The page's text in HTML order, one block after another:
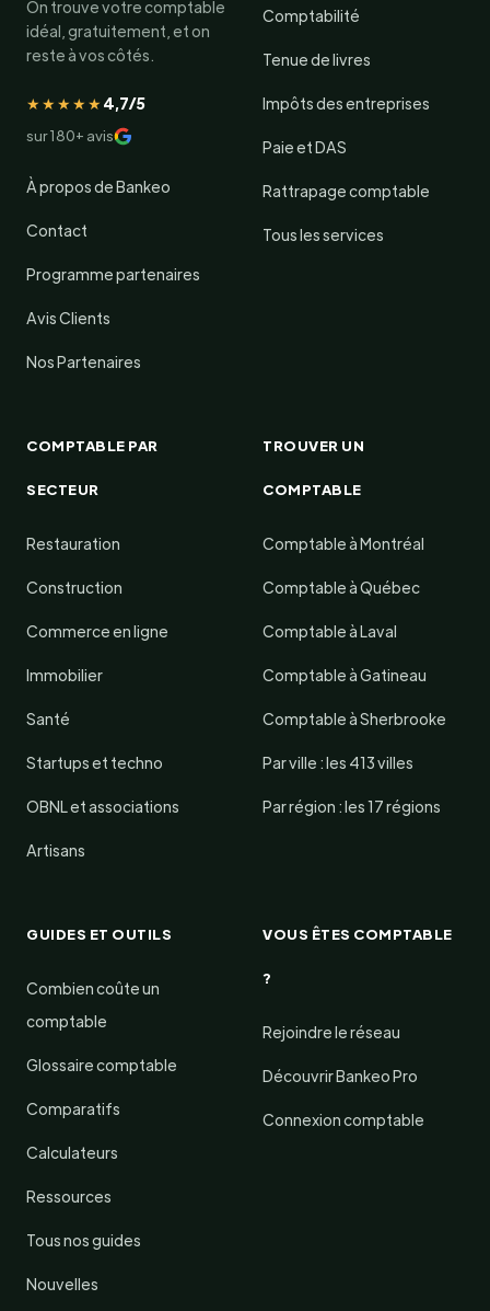
On trouve votre comptable
idéal, gratuitement, et on
reste à vos côtés.
★★★★★4,7/5
sur 180+ avis
À propos de Bankeo
Contact
Programme partenaires
Avis Clients
Nos Partenaires
Comptabilité
Tenue de livres
Impôts des entreprises
Paie et DAS
Rattrapage comptable
Tous les services
COMPTABLE PAR
SECTEUR
Restauration
Construction
Commerce en ligne
Immobilier
Santé
Startups et techno
OBNL et associations
Artisans
TROUVER UN
COMPTABLE
Comptable à Montréal
Comptable à Québec
Comptable à Laval
Comptable à Gatineau
Comptable à Sherbrooke
Par ville : les 413 villes
Par région : les 17 régions
GUIDES ET OUTILS
Combien coûte un
comptable
Glossaire comptable
Comparatifs
Calculateurs
Ressources
Tous nos guides
Nouvelles
VOUS ÊTES COMPTABLE
?
Rejoindre le réseau
Découvrir Bankeo Pro
Connexion comptable